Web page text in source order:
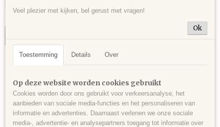
Specificaties
Productcode
EPI0001
EAN code
214
Omschrijving
Epidoot op matrix, Casterner de les Olles, Tremp, Lleida, Spanje - 271
gram - 7,5 x 6 x 4,5 cm.
Veel plezier met kijken, bel gerust met vragen!
Ok
Toestemming Details Over
Op deze website worden cookies gebruikt
Cookies worden door ons gebruikt voor verkeersanalyse, het
aanbieden van sociale media-functies en het personaliseren van
informatie en advertenties. Daarnaast verlenen we onze sociale
media-, advertentie- en analysepartners toegang tot informatie over